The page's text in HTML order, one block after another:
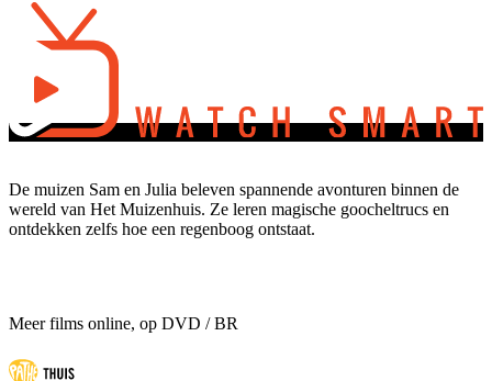
De muizen Sam en Julia beleven spannende avonturen binnen de
wereld van Het Muizenhuis. Ze leren magische goocheltrucs en
ontdekken zelfs hoe een regenboog ontstaat.
Meer films online, op DVD / BR